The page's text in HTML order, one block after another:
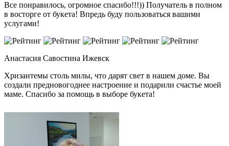
Все понравилось, огромное спасибо!!!)) Получатель в полном
в восторге от букета! Впредь буду пользоваться вашими
услугами!
Анастасия Савостина Ижевск
Хризантемы столь милы, что дарят свет в нашем доме. Вы
создали предновогоднее настроение и подарили счастье моей
маме. Спасибо за помощь в выборе букета!